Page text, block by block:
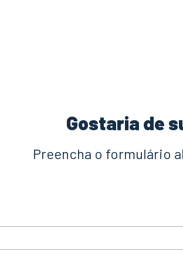
Gostaria de
Preencha o formulário